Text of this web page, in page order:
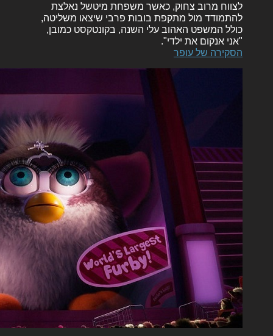
לצווח מרוב צחוק, כאשר משפחת מיטשל נאלצת
להתמודד מול מתקפת בובות פרבי שיצאו משליטה,
כולל המשפט האהוב עלי השנה, בקונטקסט כמובן,
"אני אנקום את ילדי".
הסקירה של עופר